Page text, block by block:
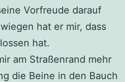
Vorfreude darauf
hat er mir, dass
hat.
am Straßenrand mehr
die Beine in den Bauch